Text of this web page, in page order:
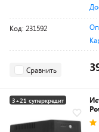
Код: 231592
Сравнить
3+21 суперкредит